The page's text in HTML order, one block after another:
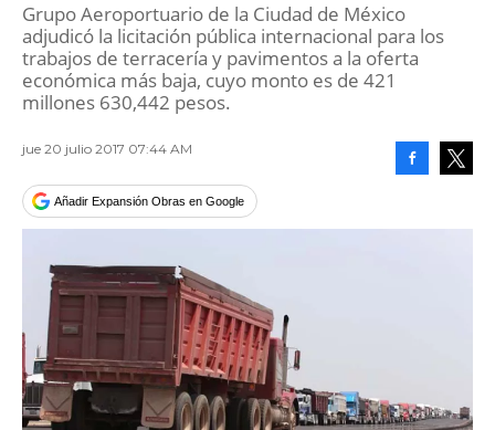
Grupo Aeroportuario de la Ciudad de México
adjudicó la licitación pública internacional para los
trabajos de terracería y pavimentos a la oferta
económica más baja, cuyo monto es de 421
millones 630,442 pesos.
jue 20 julio 2017 07:44 AM
Añadir Expansión Obras en Google